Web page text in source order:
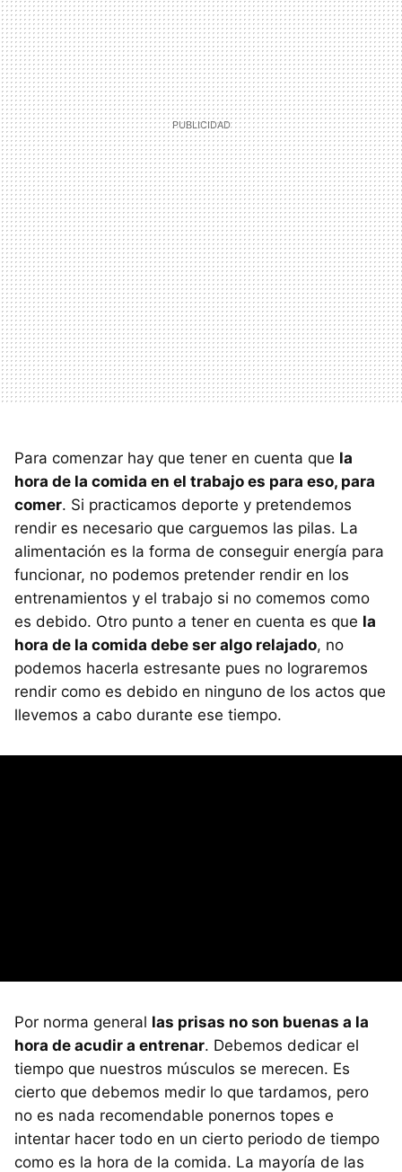
Para comenzar hay que tener en cuenta que la
hora de la comida en el trabajo es para eso, para
comer. Si practicamos deporte y pretendemos
rendir es necesario que carguemos las pilas. La
alimentación es la forma de conseguir energía para
funcionar, no podemos pretender rendir en los
entrenamientos y el trabajo si no comemos como
es debido. Otro punto a tener en cuenta es que la
hora de la comida debe ser algo relajado, no
podemos hacerla estresante pues no lograremos
rendir como es debido en ninguno de los actos que
llevemos a cabo durante ese tiempo.
Por norma general las prisas no son buenas a la
hora de acudir a entrenar. Debemos dedicar el
tiempo que nuestros músculos se merecen. Es
cierto que debemos medir lo que tardamos, pero
no es nada recomendable ponernos topes e
intentar hacer todo en un cierto periodo de tiempo
como es la hora de la comida. La mayoría de las